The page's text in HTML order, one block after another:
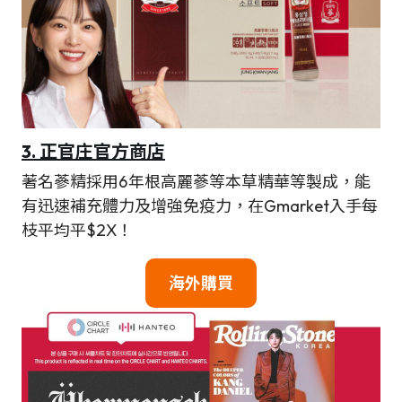
3. 正官庄官方商店
著名蔘精採用6年根高麗蔘等本草精華等製成，能
有迅速補充體力及增強免疫力，在Gmarket入手每
枝平均平$2X！
海外購買